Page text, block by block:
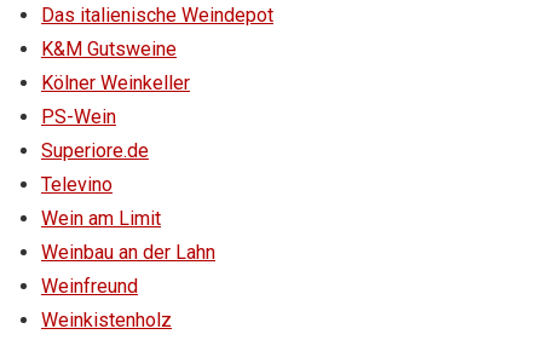
Das italienische Weindepot
K&M Gutsweine
Kölner Weinkeller
PS-Wein
Superiore.de
Televino
Wein am Limit
Weinbau an der Lahn
Weinfreund
Weinkistenholz